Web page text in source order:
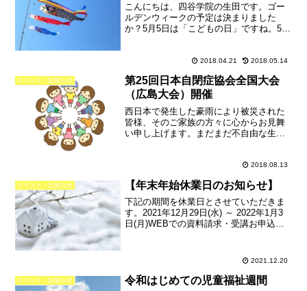
こんにちは、四谷学院の生田です。ゴー
ルデンウィークの予定は決まりました
か？5月5日は「こどもの日」ですね。5日
子どもの健やかな成長について国民全体
で考えよう！というこ...
2018.04.21 2018.05.14
イベント・お知らせ
第25回日本自閉症協会全国大会
（広島大会）開催
西日本で発生した豪雨により被災された
皆様、そのご家族の方々に心からお見舞
い申し上げます。まだまだ不自由な生活
でいます。そんな中、９月に自閉症・発
2018.08.13
イベント・お知らせ 【年末年始休業日のお知らせ】
下記の期間を休業日とさせていただきま
す。2021年12月29日(水) ～ 2022年1月3
日(月)WEBでの資料請求・受講お申込
いただきます。12月26日(日)までに...
2021.12.20
イベント・お知らせ 令和はじめての児童福祉週間